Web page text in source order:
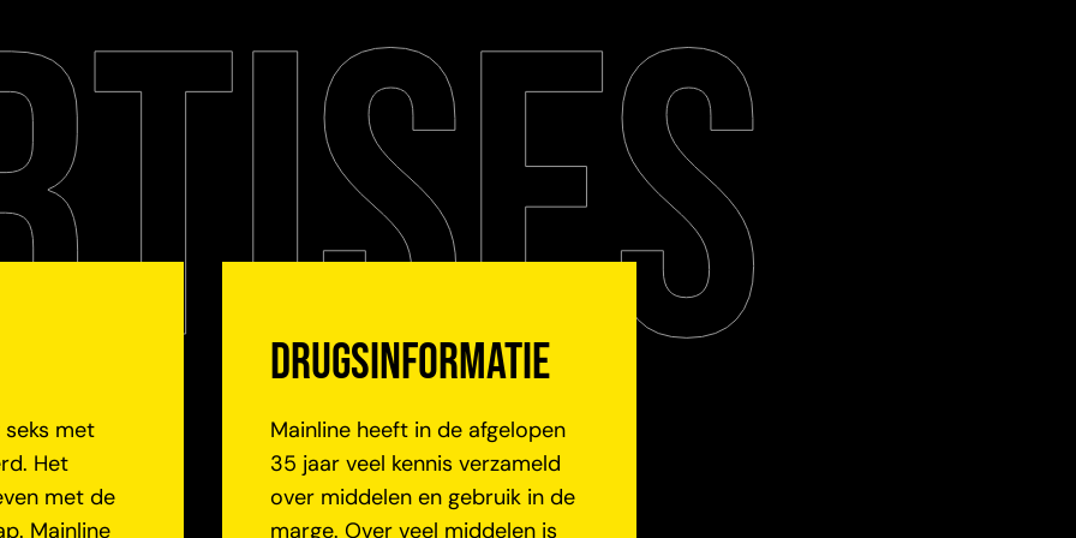
met
Het
met de
Mainline
Drugsinformatie
Mainline heeft in de afgelopen
35 jaar veel kennis verzameld
over middelen en gebruik in de
marge. Over veel middelen is